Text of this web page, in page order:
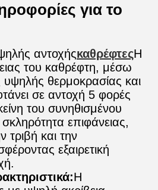
για το
αντοχήςκαθρέφτεςΗ
του καθρέφτη, μέσω
υψηλής θερμοκρασίας και
σε αντοχή 5 φορές
του συνηθισμένου
επιφάνειας,
τριβή και την
εξαιρετική
Η